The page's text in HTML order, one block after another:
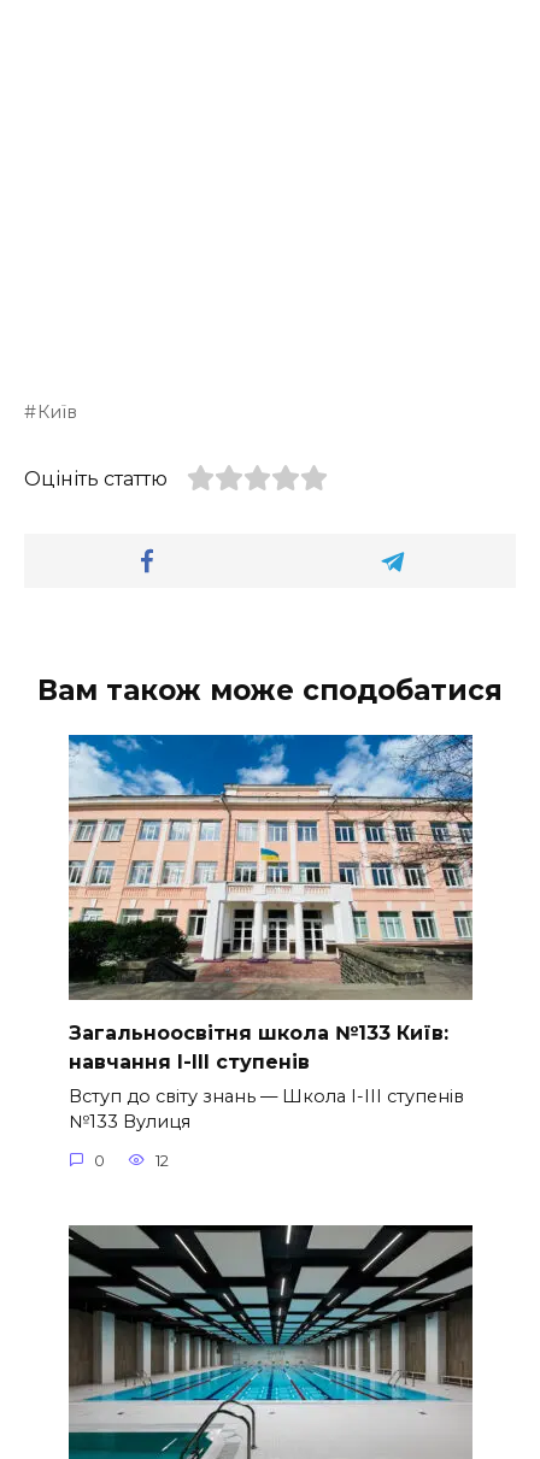
Київ
Оцініть статтю
Вам також може сподобатися
Загальноосвітня школа №133 Київ:
навчання I-III ступенів
Вступ до світу знань — Школа I-III ступенів
№133 Вулиця
0 12